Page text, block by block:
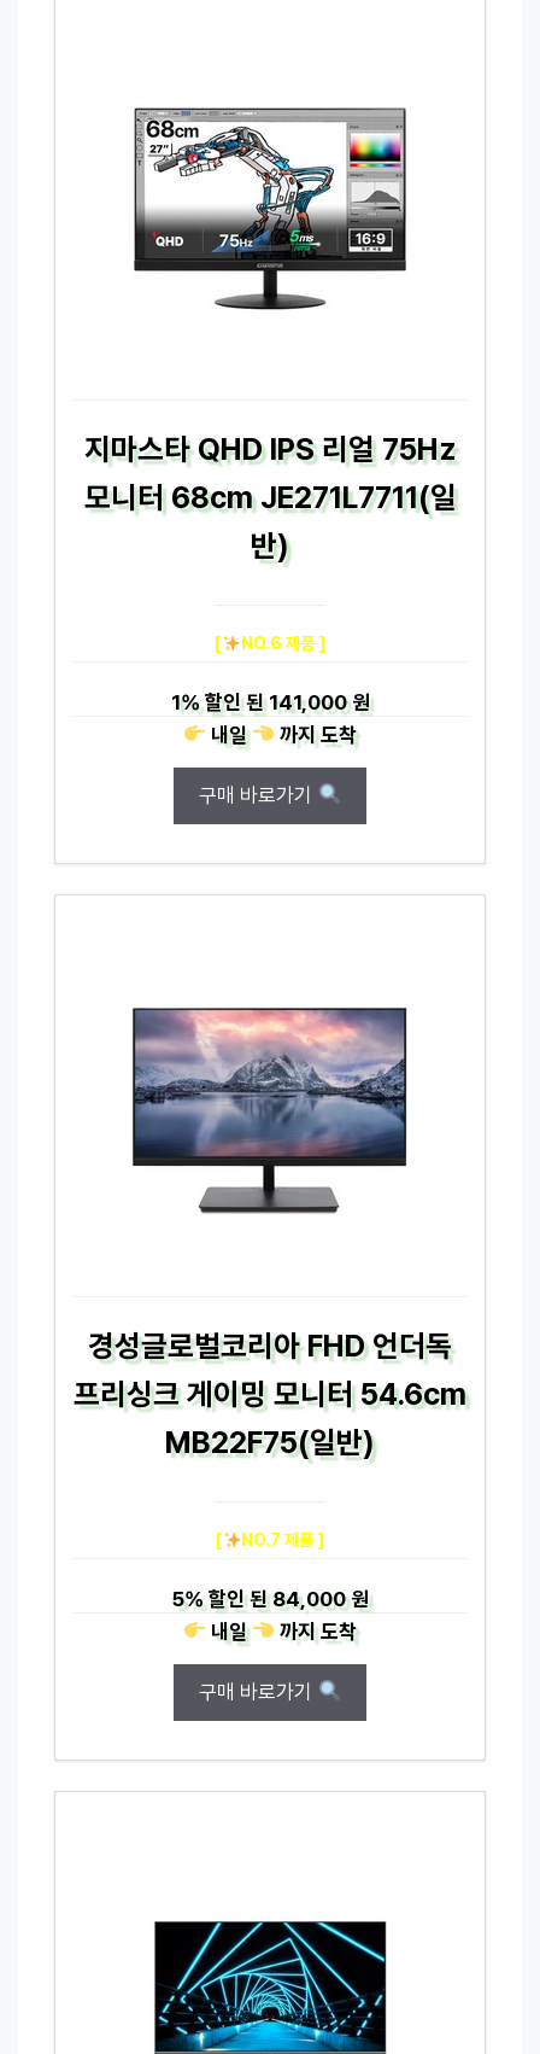
지마스타 QHD IPS 리얼 75Hz
모니터 68cm JE271L7711(일
반)
[ NO.6 제품 ]
1%할인 된141,000 원
내일
까지도착
구매 바로가기
경성글로벌코리아 FHD 언더독
프리싱크 게이밍 모니터 54.6cm
MB22F75(일반)
[ NO.7 제품 ]
5%할인 된84,000 원
내일
까지도착
구매 바로가기